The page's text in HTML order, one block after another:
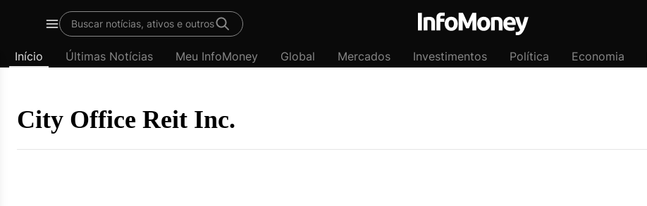
Últimas
InfoMoney
Menu
Buscar notícias, ativos e outros
Início Últimas Notícias Meu InfoMoney Global Mercados Investimentos Política Economia
City Office Reit Inc.